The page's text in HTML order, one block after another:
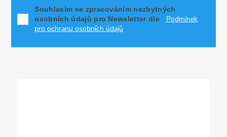
Souhlasím se zpracováním nezbytných
osobních údajů pro Newsletter dle
Podmínek
pro ochranu osobních údajů